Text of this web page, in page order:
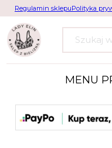
Regulamin sklepuPolityka
Szukaj
MENU